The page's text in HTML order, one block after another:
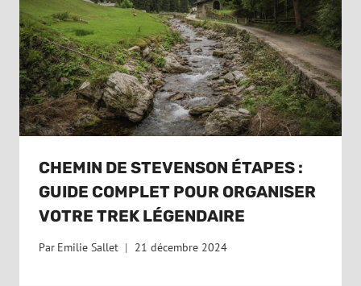
CHEMIN DE STEVENSON ÉTAPES :
GUIDE COMPLET POUR ORGANISER
VOTRE TREK LÉGENDAIRE
Par Emilie Sallet 21 décembre 2024